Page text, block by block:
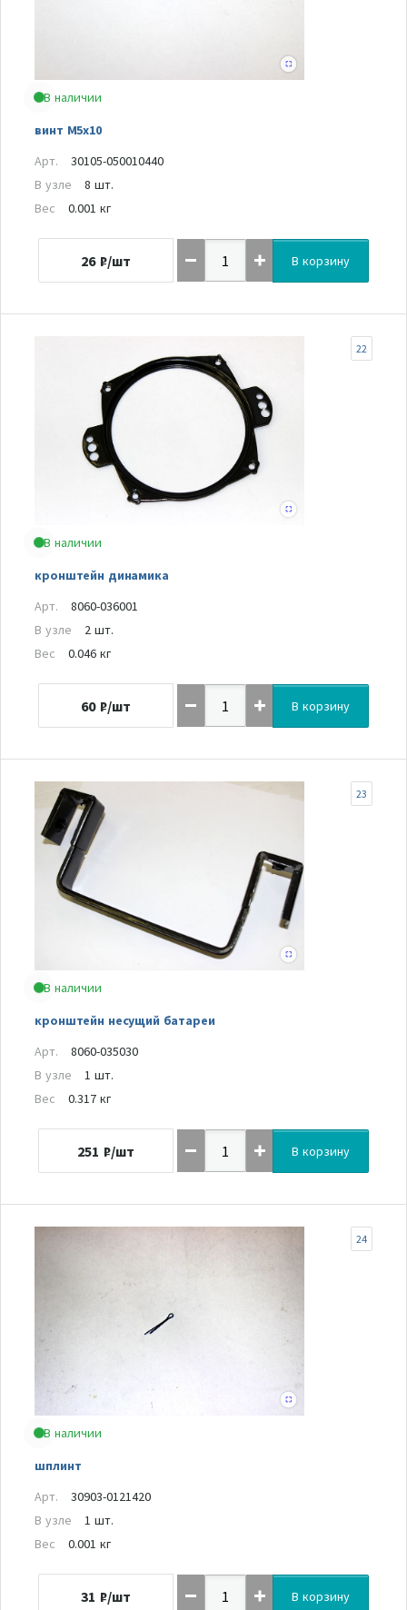
В наличии
винт M5x10
Арт.
30105-050010440
В узле
8 шт.
Вес
0.001 кг
26 ₽/шт В корзину
В наличии
кронштейн динамика
22
Арт.
8060-036001
В узле
2 шт.
Вес
0.046 кг
60 ₽/шт В корзину
В наличии
кронштейн несущий батареи
23
Арт.
8060-035030
В узле
1 шт.
Вес
0.317 кг
251 ₽/шт В корзину
В наличии
шплинт
24
Арт.
30903-0121420
В узле
1 шт.
Вес
0.001 кг
31 ₽/шт В корзину